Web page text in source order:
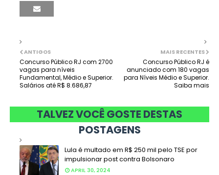
MAIS RECENTES
Concurso Público RJ é
anunciado com 180 vagas
para Níveis Médio e Superior.
Saiba mais
ANTIGOS
Concurso Público RJ com 2700
vagas para níveis
Fundamental, Médio e Superior.
Salários até R$ 8.686,87
TALVEZ VOCÊ GOSTE DESTAS
POSTAGENS
Lula é multado em R$ 250 mil pelo TSE por
impulsionar post contra Bolsonaro
APRIL 30, 2024